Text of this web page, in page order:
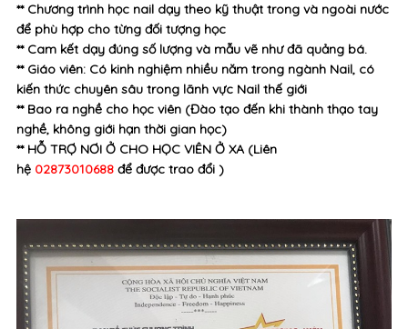
** Chương trình học nail dạy theo kỹ thuật trong và ngoài nước
để phù hợp cho từng đối tượng học
** Cam kết dạy đúng số lượng và mẫu vẽ như đã quảng bá.
** Giáo viên: Có kinh nghiệm nhiều năm trong ngành Nail, có
kiến thức chuyên sâu trong lãnh vực Nail thế giới
** Bao ra nghề cho học viên (Đào tạo đến khi thành thạo tay
nghề, không giới hạn thời gian học)
** HỖ TRỢ NƠI Ở CHO HỌC VIÊN Ở XA (Liên
hệ 02873010688để được trao đổi )